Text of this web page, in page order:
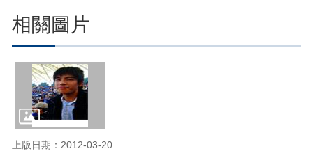
相關圖片
上版日期：2012-03-20